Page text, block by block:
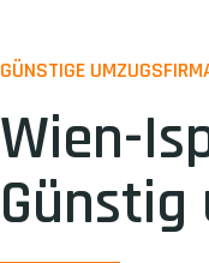
GÜNSTIGE
Wien-
Günstig